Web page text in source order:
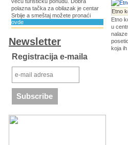
polazna tačka za obilazak je centar
Srbije a smeštaj možete pronaći
ovde
Newsletter
Registracija e-maila
Etno
Etno
u
koja ih